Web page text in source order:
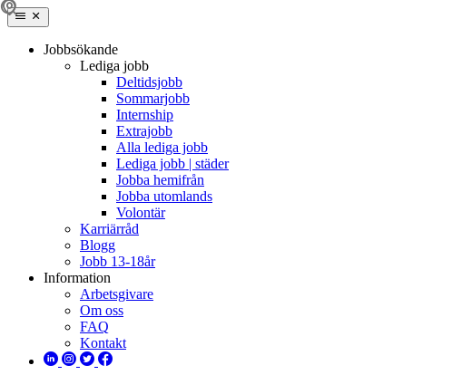
Jobbsökande
Lediga jobb
Deltidsjobb
Sommarjobb
Internship
Extrajobb
Alla lediga jobb
Lediga jobb | städer
Jobba hemifrån
Jobba utomlands
Volontär
Karriärråd
Blogg
Jobb 13-18år
Information
Arbetsgivare
Om oss
FAQ
Kontakt